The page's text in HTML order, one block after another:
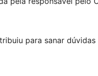
para sanar dúvidas